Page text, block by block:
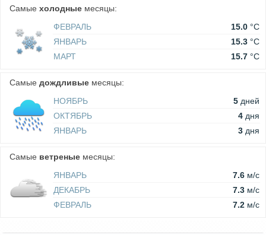
Самые холодные месяцы:
ФЕВРАЛЬ
15.0 °C
ЯНВАРЬ
15.3 °C
МАРТ
15.7 °C
Самые дождливые месяцы:
НОЯБРЬ
5 дней
ОКТЯБРЬ
4 дня
ЯНВАРЬ
3 дня
Самые ветреные месяцы:
ЯНВАРЬ
7.6 м/c
ДЕКАБРЬ
7.3 м/c
ФЕВРАЛЬ
7.2 м/c